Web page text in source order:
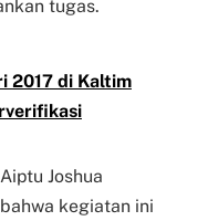
tugas.
2017 di Kaltim
Joshua
kegiatan ini